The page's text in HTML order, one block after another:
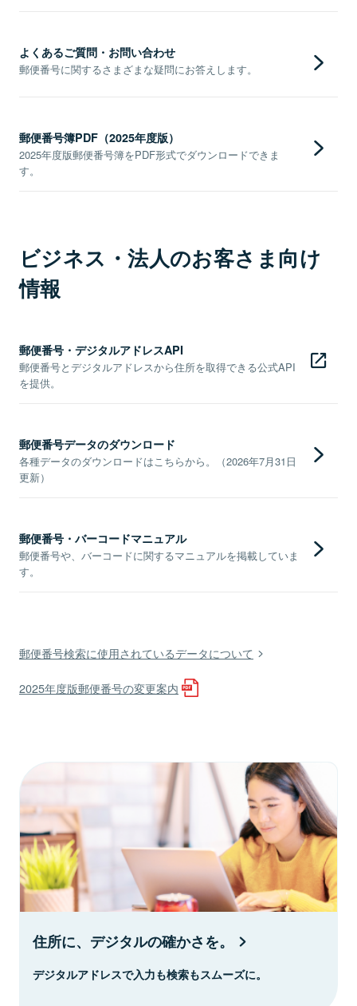
よくあるご質問・お問い合わせ
郵便番号に関するさまざまな疑問にお答えします。
郵便番号簿PDF（2025年度版）
2025年度版郵便番号簿をPDF形式でダウンロードできま
す。
ビジネス・法人のお客さま向け
情報
郵便番号・デジタルアドレスAPI
郵便番号とデジタルアドレスから住所を取得できる公式API
を提供。
郵便番号データのダウンロード
各種データのダウンロードはこちらから。（2026年7月31日
更新）
郵便番号・バーコードマニュアル
郵便番号や、バーコードに関するマニュアルを掲載していま
す。
郵便番号検索に使用されているデータについて
2025年度版郵便番号の変更案内
住所に、デジタルの確かさを。
デジタルアドレスで入力も検索もスムーズに。